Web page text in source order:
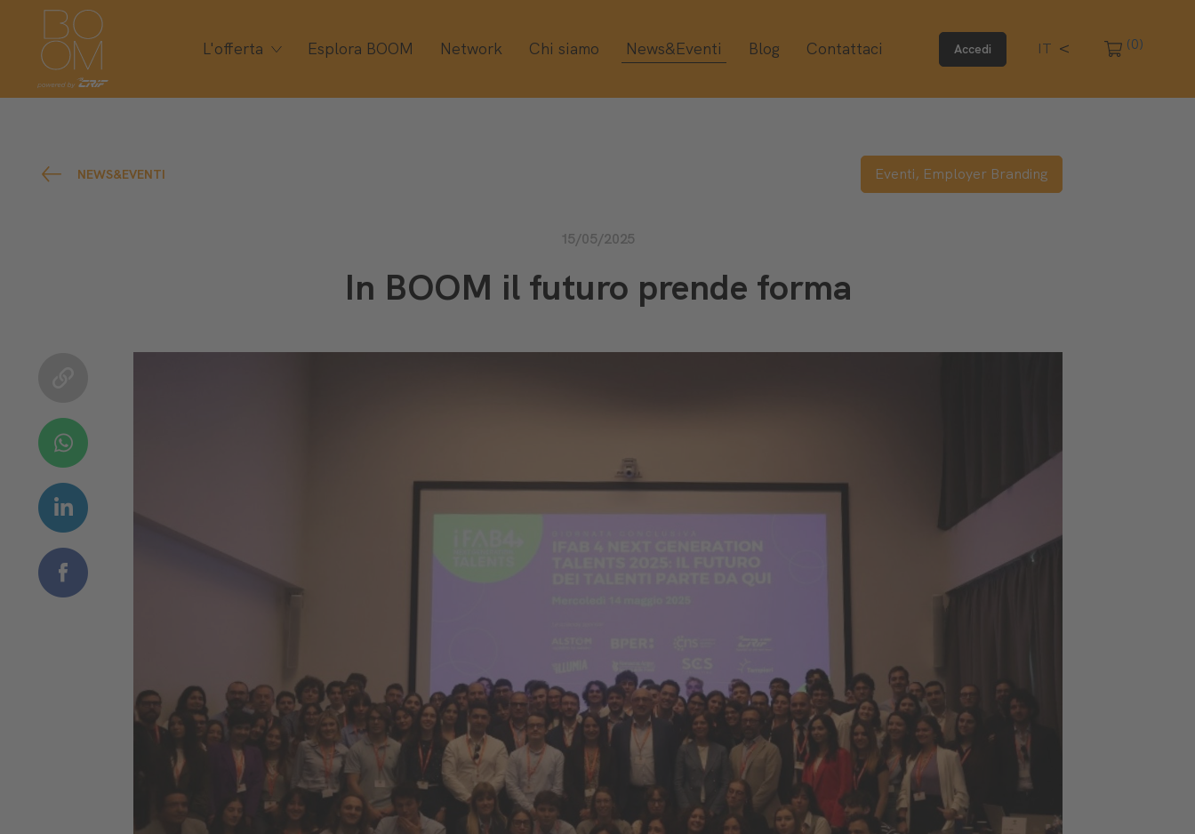
L'offerta Esplora BOOM Network Chi siamo News&Eventi Blog Contattaci Accedi IT (0)
NEWS&EVENTI Eventi, Employer Branding
15/05/2025
In BOOM il futuro prende forma